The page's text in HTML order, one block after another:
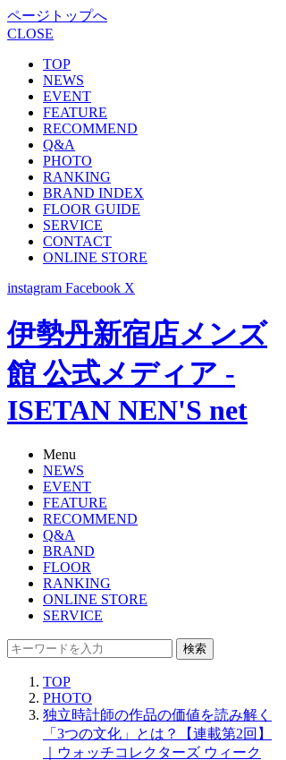
ページトップへ
CLOSE
TOP
NEWS
EVENT
FEATURE
RECOMMEND
Q&A
PHOTO
RANKING
BRAND INDEX
FLOOR GUIDE
SERVICE
CONTACT
ONLINE STORE
instagram Facebook X
伊勢丹新宿店メンズ
館 公式メディア -
ISETAN NEN'S net
Menu
NEWS
EVENT
FEATURE
RECOMMEND
Q&A
BRAND
FLOOR
RANKING
ONLINE STORE
SERVICE
検索
TOP
PHOTO
独立時計師の作品の価値を読み解く
「3つの文化」とは？【連載第2回】
｜ウォッチコレクターズ ウィーク